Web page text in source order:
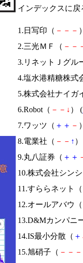
インデックスに戻
1.日写印（ － － －
2.三光ＭＦ（ － －
3.リネットＪグル
4.塩水港精糖株式
5.株式会社ナイガ
6.Robot（ － － ↓ ） (
7.ワッツ（ ＋ ＋ －
8.電業社（ － － ↑
9.丸八証券（ ＋ ＋
10.株式会社シン
11.すららネット（
12.オールアバウ（
13.D&Mカンパニ
14.IS最小分散（ ＋
15.旭硝子（ － － －